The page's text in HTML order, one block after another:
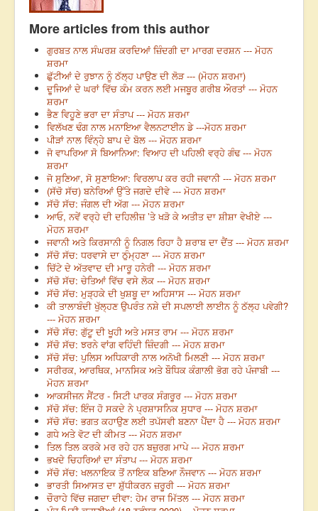
More articles from this author
ਗੁਰਬਤ ਨਾਲ ਸੰਘਰਸ਼ ਕਰਦਿਆਂ ਜ਼ਿੰਦਗੀ ਦਾ ਮਾਰਗ ਦਰਸ਼ਨ --- ਮੋਹਨ
ਸ਼ਰਮਾ
ਛੁੱਟੀਆਂ ਦੇ ਰੁਝਾਨ ਨੂੰ ਠੱਲ੍ਹ ਪਾਉਣ ਦੀ ਲੋੜ --- (ਮੋਹਨ ਸ਼ਰਮਾ)
ਦੂਜਿਆਂ ਦੇ ਘਰਾਂ ਵਿੱਚ ਕੰਮ ਕਰਨ ਲਈ ਮਜਬੂਰ ਗਰੀਬ ਔਰਤਾਂ --- ਮੋਹਨ
ਸ਼ਰਮਾ
ਭੈਣ ਵਿਹੂਣੇ ਭਰਾ ਦਾ ਸੰਤਾਪ --- ਮੋਹਨ ਸ਼ਰਮਾ
ਵਿਲੱਖਣ ਢੰਗ ਨਾਲ ਮਨਾਇਆ ਵੈਲਨਟਾਈਨ ਡੇ ---ਮੋਹਨ ਸ਼ਰਮਾ
ਪੀੜਾਂ ਨਾਲ ਵਿੰਨ੍ਹੇ ਬਾਪ ਦੇ ਬੋਲ --- ਮੋਹਨ ਸ਼ਰਮਾ
ਜੋ ਵਾਪਰਿਆ ਸੋ ਬਿਆਨਿਆ: ਵਿਆਹ ਦੀ ਪਹਿਲੀ ਵਰ੍ਹੇ ਗੰਢ --- ਮੋਹਨ
ਸ਼ਰਮਾ
ਜੋ ਸੁਣਿਆ, ਸੋ ਸੁਣਾਇਆ: ਵਿਰਲਾਪ ਕਰ ਰਹੀ ਜਵਾਨੀ --- ਮੋਹਨ ਸ਼ਰਮਾ
(ਸੱਚੋ ਸੱਚ) ਬਨੇਰਿਆਂ ਉੱਤੇ ਜਗਦੇ ਦੀਵੇ --- ਮੋਹਨ ਸ਼ਰਮਾ
ਸੱਚੋ ਸੱਚ: ਜੰਗਲ ਦੀ ਅੱਗ --- ਮੋਹਨ ਸ਼ਰਮਾ
ਆਓ, ਨਵੇਂ ਵਰ੍ਹੇ ਦੀ ਦਹਿਲੀਜ਼ ’ਤੇ ਖੜੋ ਕੇ ਅਤੀਤ ਦਾ ਸ਼ੀਸ਼ਾ ਵੇਖੀਏ ---
ਮੋਹਨ ਸ਼ਰਮਾ
ਜਵਾਨੀ ਅਤੇ ਕਿਰਸਾਨੀ ਨੂੰ ਨਿਗਲ ਰਿਹਾ ਹੈ ਸ਼ਰਾਬ ਦਾ ਦੈਂਤ --- ਮੋਹਨ ਸ਼ਰਮਾ
ਸੱਚੋ ਸੱਚ: ਧਰਵਾਸੇ ਦਾ ਠੁੰਮ੍ਹਣਾ --- ਮੋਹਨ ਸ਼ਰਮਾ
ਚਿੱਟੇ ਦੇ ਅੱਤਵਾਦ ਦੀ ਮਾਰੂ ਹਨੇਰੀ --- ਮੋਹਨ ਸ਼ਰਮਾ
ਸੱਚੋ ਸੱਚ: ਚੇਤਿਆਂ ਵਿੱਚ ਵਸੇ ਲੋਕ --- ਮੋਹਨ ਸ਼ਰਮਾ
ਸੱਚੋ ਸੱਚ: ਮੁੜ੍ਹਕੇ ਦੀ ਖੁਸ਼ਬੂ ਦਾ ਅਹਿਸਾਸ --- ਮੋਹਨ ਸ਼ਰਮਾ
ਕੀ ਤਾਲਾਬੰਦੀ ਖੁੱਲ੍ਹਣ ਉਪਰੰਤ ਨਸ਼ੇ ਦੀ ਸਪਲਾਈ ਲਾਈਨ ਨੂੰ ਠੱਲ੍ਹ ਪਵੇਗੀ?
--- ਮੋਹਨ ਸ਼ਰਮਾ
ਸੱਚੋ ਸੱਚ: ਗੁੱਟੂ ਦੀ ਖੂਹੀ ਅਤੇ ਮਸਤ ਰਾਮ --- ਮੋਹਨ ਸ਼ਰਮਾ
ਸੱਚੋ ਸੱਚ: ਝਰਨੇ ਵਾਂਗ ਵਹਿੰਦੀ ਜ਼ਿੰਦਗੀ --- ਮੋਹਨ ਸ਼ਰਮਾ
ਸੱਚੋ ਸੱਚ: ਪੁਲਿਸ ਅਧਿਕਾਰੀ ਨਾਲ ਅਨੋਖੀ ਮਿਲਣੀ --- ਮੋਹਨ ਸ਼ਰਮਾ
ਸਰੀਰਕ, ਆਰਥਿਕ, ਮਾਨਸਿਕ ਅਤੇ ਬੌਧਿਕ ਕੰਗਾਲੀ ਭੋਗ ਰਹੇ ਪੰਜਾਬੀ ---
ਮੋਹਨ ਸ਼ਰਮਾ
ਆਕਸੀਜਨ ਸੈਂਟਰ - ਸਿਟੀ ਪਾਰਕ ਸੰਗਰੂਰ --- ਮੋਹਨ ਸ਼ਰਮਾ
ਸੱਚੋ ਸੱਚ: ਇੰਜ ਹੋ ਸਕਦੇ ਨੇ ਪ੍ਰਸ਼ਾਸਨਿਕ ਸੁਧਾਰ --- ਮੋਹਨ ਸ਼ਰਮਾ
ਸੱਚੋ ਸੱਚ: ਭਗਤ ਕਹਾਉਣ ਲਈ ਤਪੱਸਵੀ ਬਣਨਾ ਪੈਂਦਾ ਹੈ --- ਮੋਹਨ ਸ਼ਰਮਾ
ਗਧੇ ਅਤੇ ਵੋਟ ਦੀ ਕੀਮਤ --- ਮੋਹਨ ਸ਼ਰਮਾ
ਤਿਲ ਤਿਲ ਕਰਕੇ ਮਰ ਰਹੇ ਹਨ ਬਜ਼ੁਰਗ ਮਾਪੇ --- ਮੋਹਨ ਸ਼ਰਮਾ
ਭਖਦੇ ਚਿਹਰਿਆਂ ਦਾ ਸੰਤਾਪ --- ਮੋਹਨ ਸ਼ਰਮਾ
ਸੱਚੋ ਸੱਚ: ਖਲਨਾਇਕ ਤੋਂ ਨਾਇਕ ਬਣਿਆ ਨੌਜਵਾਨ --- ਮੋਹਨ ਸ਼ਰਮਾ
ਭਾਰਤੀ ਸਿਆਸਤ ਦਾ ਸ਼ੁੱਧੀਕਰਨ ਜ਼ਰੂਰੀ --- ਮੋਹਨ ਸ਼ਰਮਾ
ਚੌਰਾਹੇ ਵਿੱਚ ਜਗਦਾ ਦੀਵਾ: ਹੇਮ ਰਾਜ ਮਿੱਤਲ --- ਮੋਹਨ ਸ਼ਰਮਾ